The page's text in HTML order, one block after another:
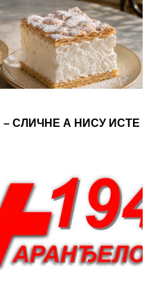
СЛИЧНЕ А НИСУ ИСТЕ